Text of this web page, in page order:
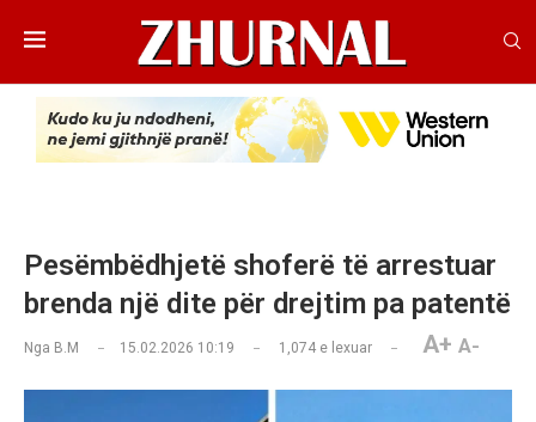
Pesëmbëdhjetë shoferë të arrestuar
brenda një dite për drejtim pa patentë
Nga B.M 15.02.2026 10:19 1,074 e lexuar A+ A-